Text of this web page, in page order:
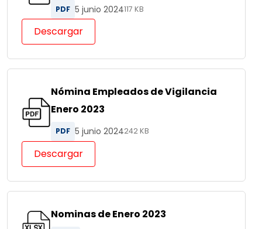
PDF 5 junio 2024117 KB
Descargar
Nómina Empleados de Vigilancia
Enero 2023
PDF 5 junio 2024242 KB
Descargar
Nominas de Enero 2023